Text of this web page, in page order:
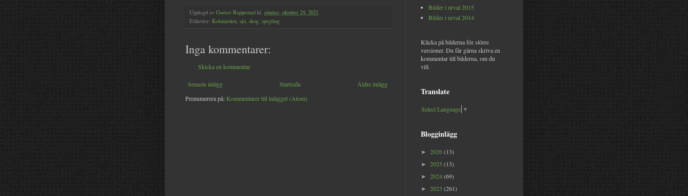
Upplagd av Gustav Rappestad kl. söndag, oktober 24, 2021
Etiketter: Kolmården, sjö, skog, spegling
Inga kommentarer:
Skicka en kommentar
Senaste inlägg Äldre inlägg
Startsida
Prenumerera på: Kommentarer till inlägget (Atom)
Bilder i urval 2015
Bilder i urval 2014
Klicka på bilderna för större
versioner. Du får gärna skriva en
kommentar till bilderna, om du
vill.
Translate
Select Language ▼
Blogginlägg
► 2026(13)
► 2025 (13)
► 2024(69)
► 2023 (261)